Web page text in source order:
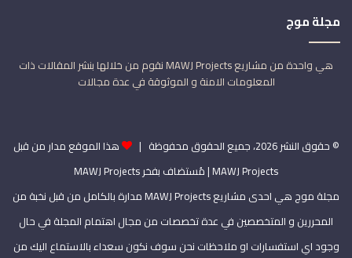
مجلة موج
هي واحدة من مشاريع MAWJ Projects نقوم من خلالها بنشر المقالات ذات
المعلومات الامنة و الموثوقة في عدة مجالات
© حقوق النشر 2026، جميع الحقوق محفوظة |
هذا الموقع مدار من قبل
MAWJ Projects | مُستضاف بفخرMAWJ Projects
مجلة موج هي احدى مشاريع MAWJ Projects مدارة بالكامل من قبل نخبة من
المحررين و المتخصصين في عدة تخصصات من مجال اهتمام المجلة في حال
وجود اي استفسارات او ملاحظات نحن سوف نكون سعداء بالاستماع اليك من